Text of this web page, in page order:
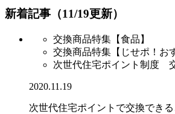
新着記事（11/19更新）
交換商品特集【食品】
交換商品特集【じせポ！お
次世代住宅ポイント制度
2020.11.19
次世代住宅ポイントで交換でき